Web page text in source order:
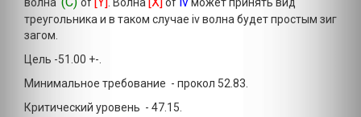
треугольника и в таком случае iv волна будет простым зиг
загом.
Цель -51.00 +-.
Минимальное требование - прокол 52.83.
Критический уровень - 47.15.